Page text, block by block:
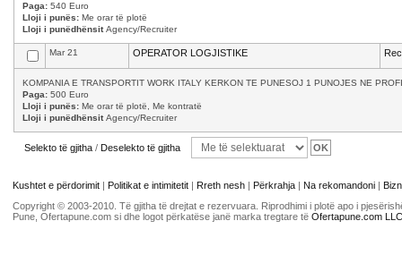
Paga: 540 Euro
Lloji i punës: Me orar të plotë
Lloji i punëdhënsitAgency/Recruiter
Mar 21 OPERATOR LOGJISTIKE
KOMPANIA E TRANSPORTIT WORK ITALY KERKON TE PUNESOJ 1 PUNOJES NE
Paga: 500 Euro
Lloji i punës: Me orar të plotë, Me kontratë
Lloji i punëdhënsitAgency/Recruiter
Selekto të gjitha / Deselekto të gjitha
Kushtet e përdorimit | Politikat e intimitetit | Rreth nesh | Përkrahja | Na rekomandoni |
Copyright © 2003-2010. Të gjitha të drejtat e rezervuara. Riprodhimi i plotë apo i
Pune, Ofertapune.com si dhe logot përkatëse janë marka tregtare të Ofertapune.com LLC